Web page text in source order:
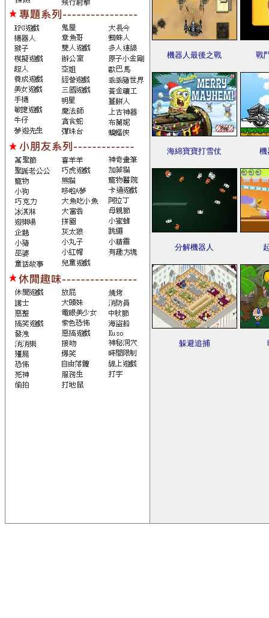
機器人最後之戰 戰
海綿寶寶打雪仗 機
分解機器人
躲避追捕